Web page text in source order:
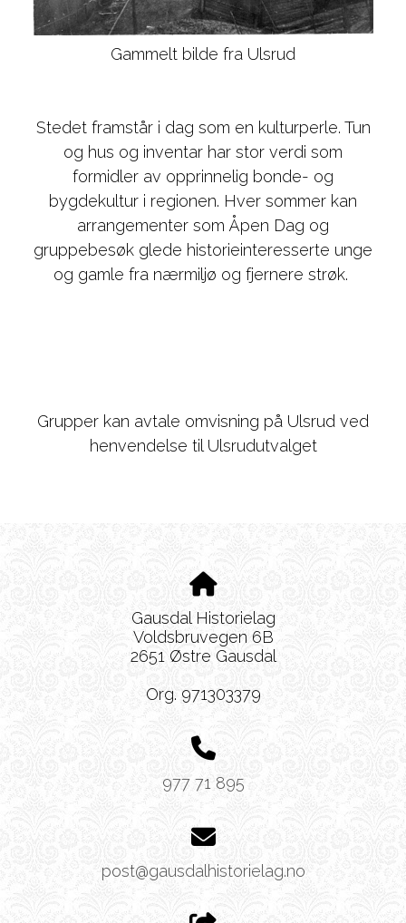
Gammelt bilde fra Ulsrud
Stedet framstår i dag som en kulturperle. Tun
og hus og inventar har stor verdi som
formidler av opprinnelig bonde- og
bygdekultur i regionen. Hver sommer kan
arrangementer som Åpen Dag og
gruppebesøk glede historieinteresserte unge
og gamle fra nærmiljø og fjernere strøk.
Grupper kan avtale omvisning på Ulsrud ved
henvendelse til Ulsrudutvalget
Gausdal Historielag
Voldsbruvegen 6B
2651 Østre Gausdal
Org. 971303379
977 71 895
post@gausdalhistorielag.no